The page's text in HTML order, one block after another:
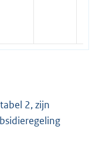
2, zijn